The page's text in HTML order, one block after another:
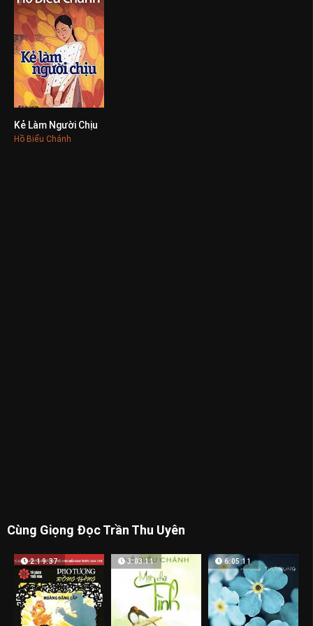
0
Kẻ Làm Người Chịu
Hồ Biểu Chánh
Cùng Giọng Đọc Trần Thu Uyên
2:19:37 3:03:11 6:05:11